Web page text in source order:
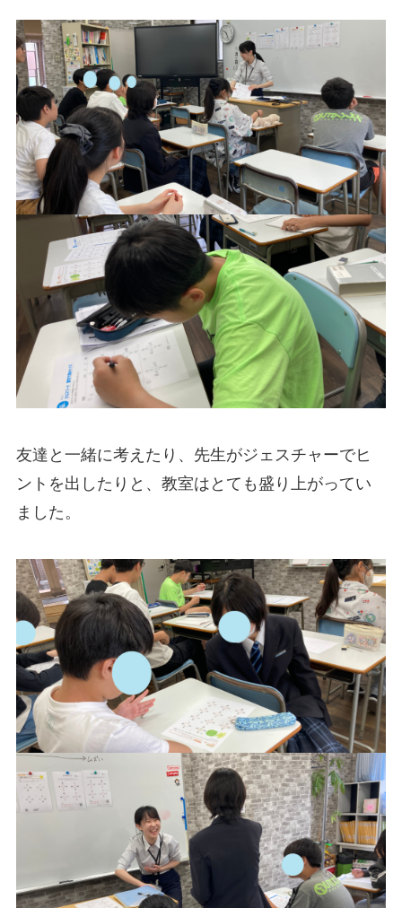
友達と一緒に考えたり、先生がジェスチャーでヒ
ントを出したりと、教室はとても盛り上がってい
ました。